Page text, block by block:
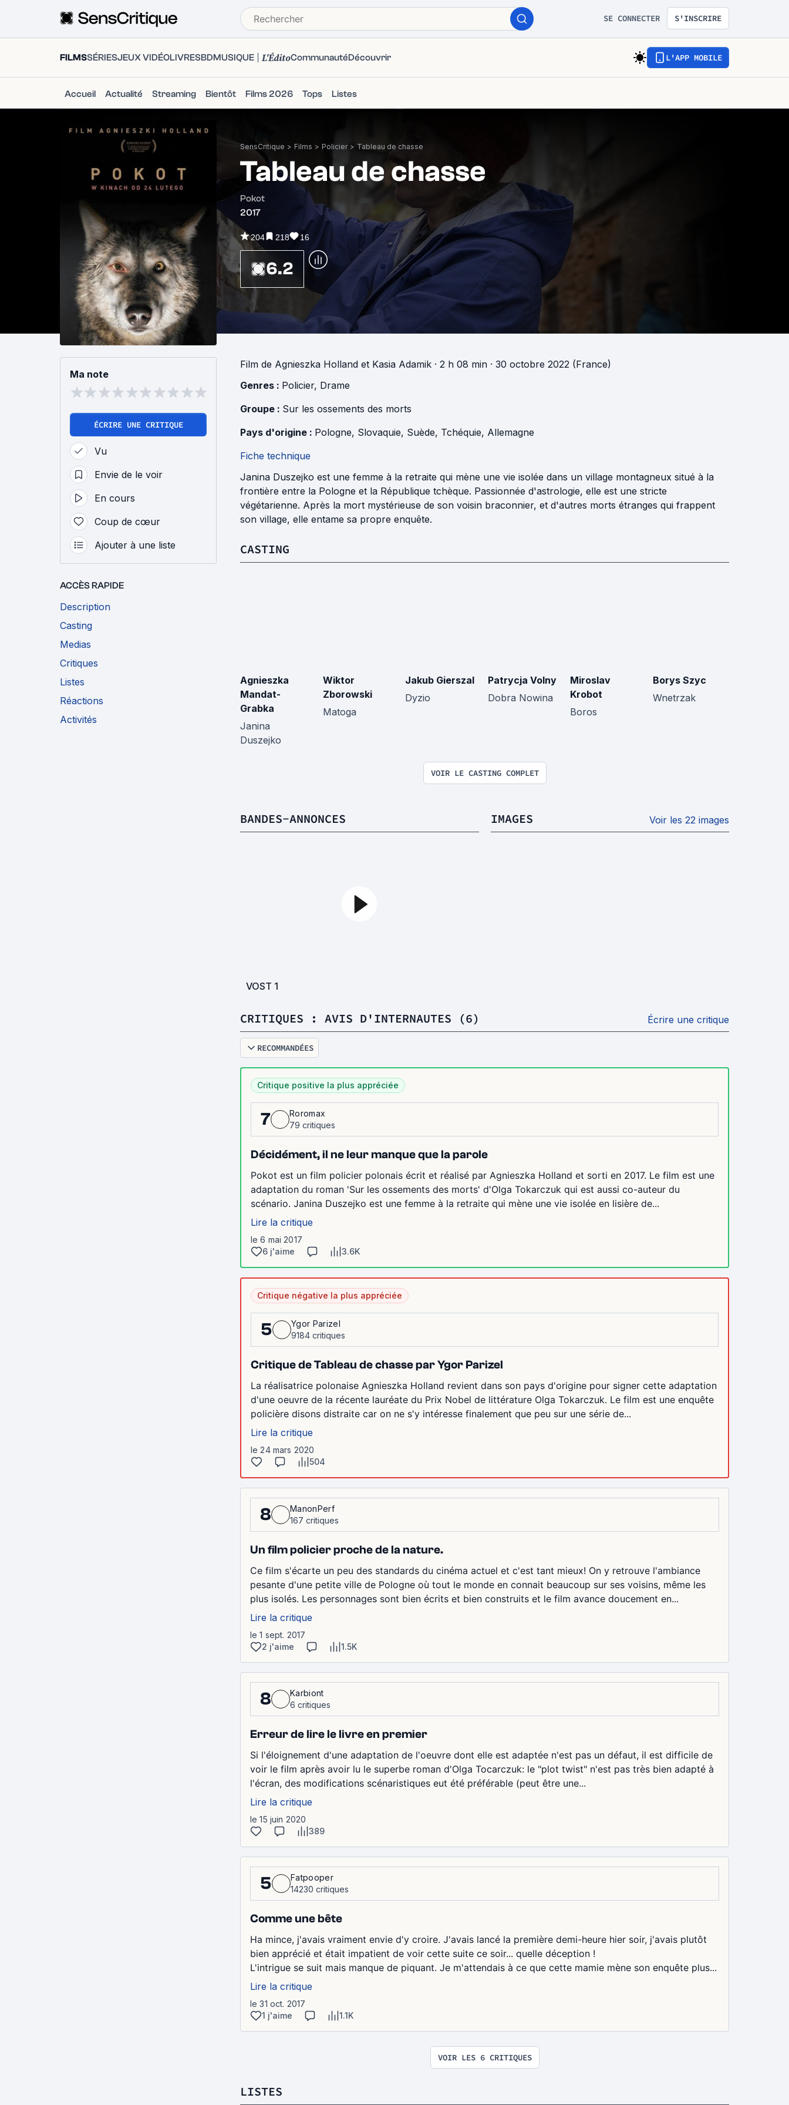
SE CONNECTER S'INSCRIRE
FILMSSÉRIESJEUX VIDÉOLIVRESBDMUSIQUE L'ÉditoCommunautéDécouvrir L'APP MOBILE
Accueil Actualité Streaming Bientôt Films 2026 Tops Listes
SensCritique > Films > Policier > Tableau de chasse
Tableau de chasse
Pokot
2017
204 218 16
6.2
Ma note
ÉCRIRE UNE CRITIQUE
Vu
Envie de le voir
En cours
Coup de cœur
Ajouter à une liste
ACCÈS RAPIDE
Description
Casting
Medias
Critiques
Listes
Réactions
Activités
Film de Agnieszka Holland et Kasia Adamik · 2 h 08 min · 30 octobre 2022 (France)
Genres : Policier, Drame
Groupe : Sur les ossements des morts
Pays d'origine : Pologne, Slovaquie, Suède, Tchéquie, Allemagne
Fiche technique
Janina Duszejko est une femme à la retraite qui mène une vie isolée dans un village montagneux situé à la
frontière entre la Pologne et la République tchèque. Passionnée d'astrologie, elle est une stricte
végétarienne. Après la mort mystérieuse de son voisin braconnier, et d'autres morts étranges qui frappent
son village, elle entame sa propre enquête.
CASTING
Agnieszka
Mandat-
Grabka
Janina
Duszejko
Wiktor
Zborowski
Matoga
Jakub Gierszal
Dyzio
Patrycja Volny
Dobra Nowina
Miroslav
Krobot
Boros
Borys Szyc
Wnetrzak
VOIR LE CASTING COMPLET
BANDES-ANNONCES
VOST 1
IMAGES Voir les 22 images
CRITIQUES : AVIS D'INTERNAUTES (6) Écrire une critique
RECOMMANDÉES
Critique positive la plus appréciée
7
Roromax
79 critiques
Décidément, il ne leur manque que la parole
Pokot est un film policier polonais écrit et réalisé par Agnieszka Holland et sorti en 2017. Le film est une
adaptation du roman 'Sur les ossements des morts' d'Olga Tokarczuk qui est aussi co-auteur du
scénario. Janina Duszejko est une femme à la retraite qui mène une vie isolée en lisière de...
Lire la critique
le 6 mai 2017
6 j'aime
3.6K
Critique négative la plus appréciée
5
Ygor Parizel
9184 critiques
Critique de Tableau de chasse par Ygor Parizel
La réalisatrice polonaise Agnieszka Holland revient dans son pays d'origine pour signer cette adaptation
d'une oeuvre de la récente lauréate du Prix Nobel de littérature Olga Tokarczuk. Le film est une enquête
policière disons distraite car on ne s'y intéresse finalement que peu sur une série de...
Lire la critique
le 24 mars 2020
504
8
ManonPerf
167 critiques
Un film policier proche de la nature.
Ce film s'écarte un peu des standards du cinéma actuel et c'est tant mieux! On y retrouve l'ambiance
pesante d'une petite ville de Pologne où tout le monde en connait beaucoup sur ses voisins, même les
plus isolés. Les personnages sont bien écrits et bien construits et le film avance doucement en...
Lire la critique
le 1 sept. 2017
2 j'aime
1.5K
8
Karbiont
6 critiques
Erreur de lire le livre en premier
Si l'éloignement d'une adaptation de l'oeuvre dont elle est adaptée n'est pas un défaut, il est difficile de
voir le film après avoir lu le superbe roman d'Olga Tocarczuk: le "plot twist" n'est pas très bien adapté à
l'écran, des modifications scénaristiques eut été préférable (peut être une...
Lire la critique
le 15 juin 2020
389
5
Fatpooper
14230 critiques
Comme une bête
Ha mince, j'avais vraiment envie d'y croire. J'avais lancé la première demi-heure hier soir, j'avais plutôt
bien apprécié et était impatient de voir cette suite ce soir... quelle déception !
L'intrigue se suit mais manque de piquant. Je m'attendais à ce que cette mamie mène son enquête plus...
Lire la critique
le 31 oct. 2017
1 j'aime
1.1K
VOIR LES 6 CRITIQUES
LISTES